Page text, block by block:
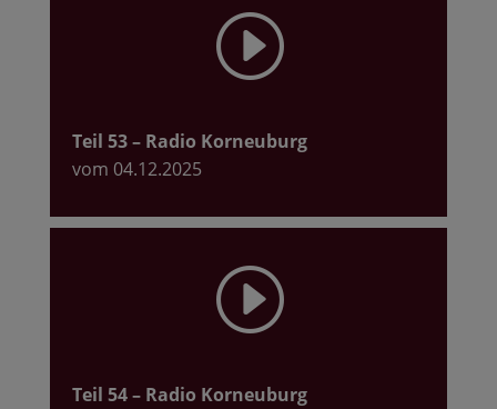
I
Teil 53– Radio Korneuburg
vom 04.12.2025
I
Teil 54– Radio Korneuburg